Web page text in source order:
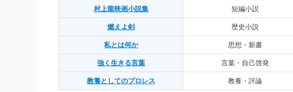
村上龍映画小説集 短編小説
燃えよ剣 歴史小説
私とは何か 思想・新書
強く生きる言葉 言葉・自己啓発
教養としてのプロレス 教養・評論